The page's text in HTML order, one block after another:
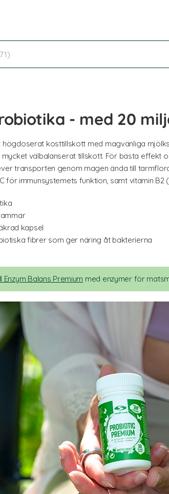
- med 20
högdoserat kosttillskott med magvänliga
välbalanserat tillskott. För bästa effekt
transporten genom magen ända till
för immunsystemets funktion, samt vitamin
kapsel
fibrer som ger näring åt bakterierna
Enzym Balans Premium med enzymer för